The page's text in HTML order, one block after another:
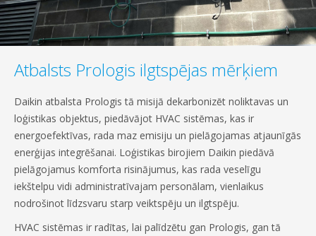
Atbalsts Prologis ilgtspējas mērķiem
Daikin atbalsta Prologis tā misijā dekarbonizēt noliktavas un
loģistikas objektus, piedāvājot HVAC sistēmas, kas ir
energoefektīvas, rada maz emisiju un pielāgojamas atjaunīgās
enerģijas integrēšanai. Loģistikas birojiem Daikin piedāvā
pielāgojamus komforta risinājumus, kas rada veselīgu
iekštelpu vidi administratīvajam personālam, vienlaikus
nodrošinot līdzsvaru starp veiktspēju un ilgtspēju.
HVAC sistēmas ir radītas, lai palīdzētu gan Prologis, gan tā